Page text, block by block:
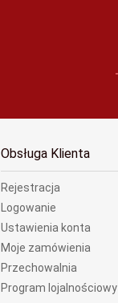
Obsługa Klienta
Rejestracja
Logowanie
Ustawienia konta
Moje zamówienia
Przechowalnia
Program lojalnościowy